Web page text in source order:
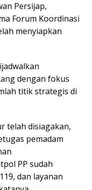
Persijap,
Forum Koordinasi
menyiapkan
dengan fokus
titik strategis di
telah disiagakan,
pemadam
PP sudah
dan layanan